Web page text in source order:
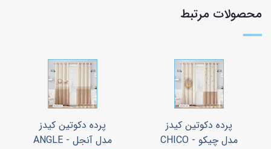
محصولات مرتبط
پرده دکوتین کیدز
مدل چیکو - CHICO
پرده دکوتین کیدز
مدل آنجل - ANGLE